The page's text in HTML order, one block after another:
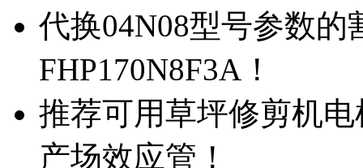
代换04N08型号参数
FHP170N8F3A！
推荐可用草坪修剪机电
产场效应管！